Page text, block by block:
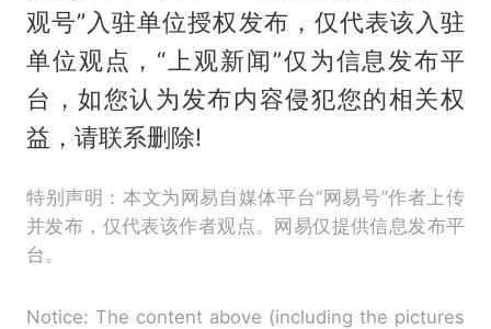
观号”入驻单位授权发布，仅代表该入驻
单位观点，“上观新闻”仅为信息发布平
台，如您认为发布内容侵犯您的相关权
益，请联系删除!
特别声明：本文为网易自媒体平台“网易号”作者上传
并发布，仅代表该作者观点。网易仅提供信息发布平
台。
Notice: The content above (including the pictures